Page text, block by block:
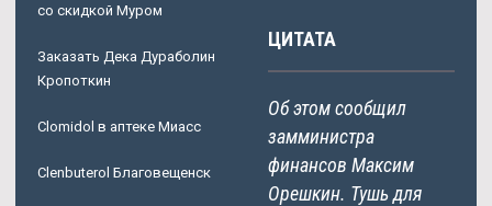
со скидкой Муром
Заказать Дека Дураболин
Кропоткин
Clomidol в аптеке Миасс
Clenbuterol Благовещенск
ЦИТАТА
Об этом сообщил
замминистра
финансов Максим
Орешкин. Тушь для